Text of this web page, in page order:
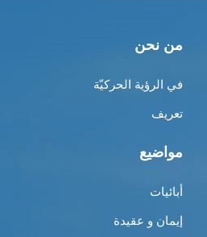
من نحن
في الرؤية الحركيّة
تعريف
مواضيع
أبائيات
إيمان و عقيدة